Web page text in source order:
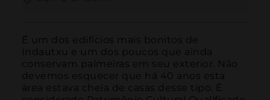
É um dos edifícios mais bonitos de
Indautxu e um dos poucos que ainda
conservam palmeiras em seu exterior. Não
devemos esquecer que há 40 anos esta
área estava cheia de casas desse tipo. É